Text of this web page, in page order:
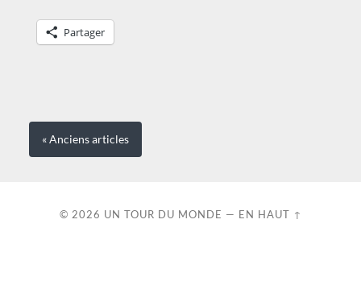
Partager
« Anciensarticles
© 2026 UN TOUR DU MONDE — EN HAUT ↑